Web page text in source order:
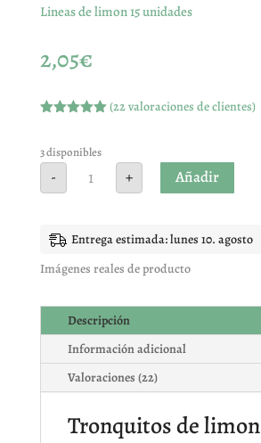
Lineas de limon 15 unidades
2,05€
5 en base
a
valoracione
(22valoraciones de clientes)
3 disponibles
- + Añadir
Entrega estimada: lunes 10. agosto
Imágenes reales de producto
Descripción
Información adicional
Valoraciones (22)
Tronquitos de limon